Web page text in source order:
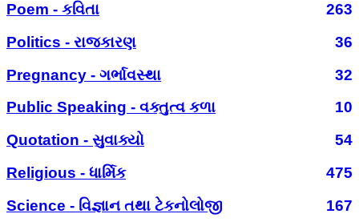
Poem - કવિતા
263
Politics - રાજકારણ
36
Pregnancy - ગર્ભાવસ્થા
32
Public Speaking - વક્તુત્વ કળા
10
Quotation - સુવાક્યો
54
Religious - ધાર્મિક
475
Science - વિજ્ઞાન તથા ટેકનોલોજી
167